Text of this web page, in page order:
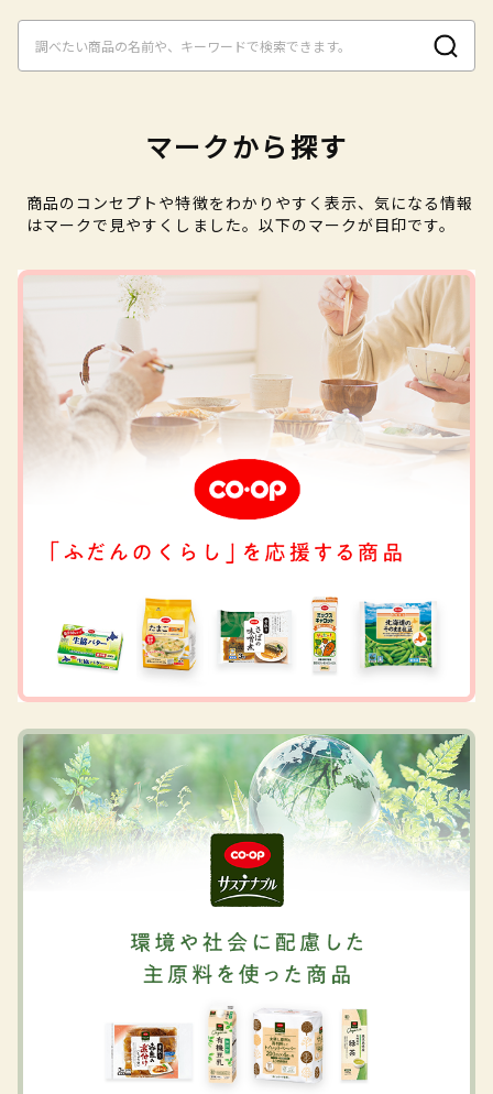
マークから探す
商品のコンセプトや特徴をわかりやすく表示、気になる情報
はマークで見やすくしました。以下のマークが目印です。